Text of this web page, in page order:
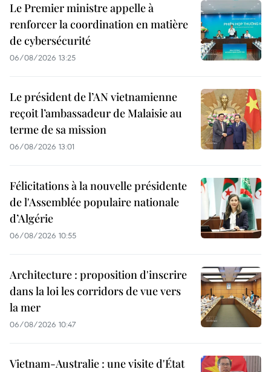
Le Premier ministre appelle à
renforcer la coordination en matière
de cybersécurité
06/08/2026 13:25
Le président de l’AN vietnamienne
reçoit l’ambassadeur de Malaisie au
terme de sa mission
06/08/2026 13:01
Félicitations à la nouvelle présidente
de l'Assemblée populaire nationale
d’Algérie
06/08/2026 10:55
Architecture : proposition d'inscrire
dans la loi les corridors de vue vers
la mer
06/08/2026 10:47
Vietnam-Australie : une visite d'État